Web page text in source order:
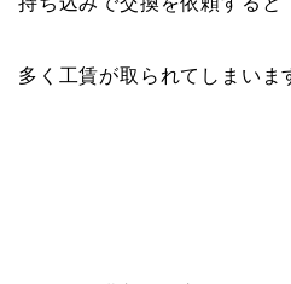
多く工賃が取られてしまいま